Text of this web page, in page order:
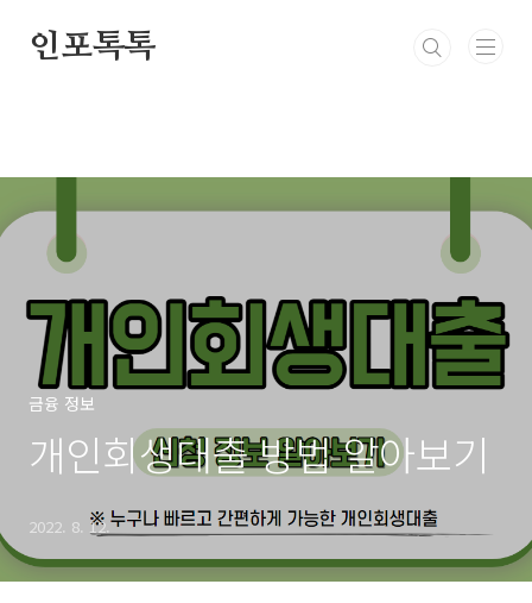
인포톡톡
금융 정보
개인회생대출 방법 알아보기
2022. 8. 12.